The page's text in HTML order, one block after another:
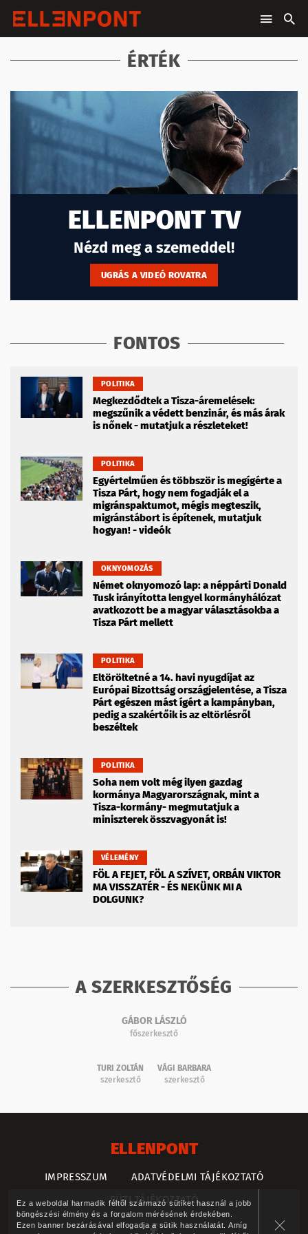
Ez a weboldal harmadik féltől származó sütiket használ a jobb
böngészési élmény és a forgalom mérésének érdekében.
Ezen banner bezárásával elfogadja a sütik használatát. Amíg
ÉRTÉK
ELLENPONT TV
Nézd meg a szemeddel!
UGRÁS A VIDEÓ ROVATRA
FONTOS
POLITIKA
Megkezdődtek a Tisza-áremelések:
megszűnik a védett benzinár, és más árak
is nőnek - mutatjuk a részleteket!
POLITIKA
Egyértelműen és többször is megígérte a
Tisza Párt, hogy nem fogadják el a
migránspaktumot, mégis megteszik,
migránstábort is építenek, mutatjuk
hogyan! - videók
OKNYOMOZÁS
Német oknyomozó lap: a néppárti Donald
Tusk irányította lengyel kormányhálózat
avatkozott be a magyar választásokba a
Tisza Párt mellett
POLITIKA
Eltöröltetné a 14. havi nyugdíjat az
Európai Bizottság országjelentése, a Tisza
Párt egészen mást ígért a kampányban,
pedig a szakértőik is az eltörlésről
beszéltek
POLITIKA
Soha nem volt még ilyen gazdag
kormánya Magyarországnak, mint a
Tisza-kormány- megmutatjuk a
miniszterek összvagyonát is!
VÉLEMÉNY
FÖL A FEJET, FÖL A SZÍVET, ORBÁN VIKTOR
MA VISSZATÉR - ÉS NEKÜNK MI A
DOLGUNK?
A SZERKESZTŐSÉG
GÁBOR LÁSZLÓ
főszerkesztő
TURI ZOLTÁN
szerkesztő
VÁGI BARBARA
szerkesztő
ELLENPONT
IMPRESSZUM
ADATVÉDELMI TÁJÉKOZTATÓ
SÜTI TÁJÉKOZTATÓ